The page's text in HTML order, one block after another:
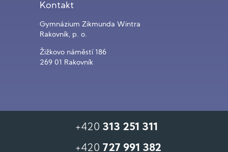
Kontakt
Gymnázium Zikmunda Wintra
Rakovník, p. o.
Žižkovo náměstí 186
269 01 Rakovník
+420 313 251 311
+420 727 991 382